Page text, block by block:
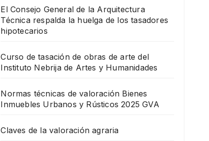
El Consejo General de la Arquitectura
Técnica respalda la huelga de los tasadores
hipotecarios
Curso de tasación de obras de arte del
Instituto Nebrija de Artes y Humanidades
Normas técnicas de valoración Bienes
Inmuebles Urbanos y Rústicos 2025 GVA
Claves de la valoración agraria